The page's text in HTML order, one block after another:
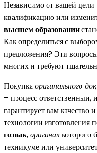
Независимо от вашей цели
квалификацию или
высшем образовании
Как определиться с
предложения? Эти
многих и требуют
Покупкаоригинального
– процесс
гарантирует вам качество
технологии изготовления
гознак,оригиналкоторого
техникуме или